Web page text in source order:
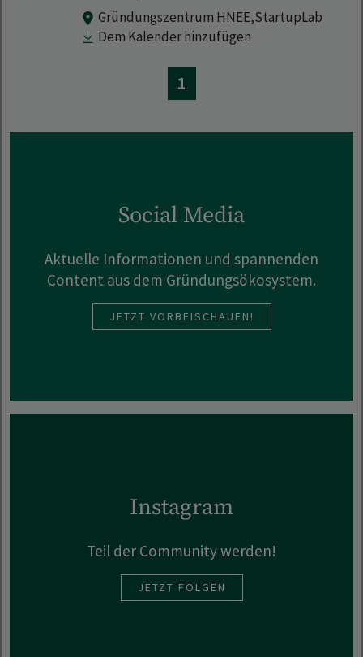
Gründungszentrum HNEE,StartupLab
Dem Kalender hinzufügen
1
Social Media
Aktuelle Informationen und spannenden
Content aus dem Gründungsökosystem.
JETZT VORBEISCHAUEN!
Instagram
Teil der Community werden!
JETZT FOLGEN